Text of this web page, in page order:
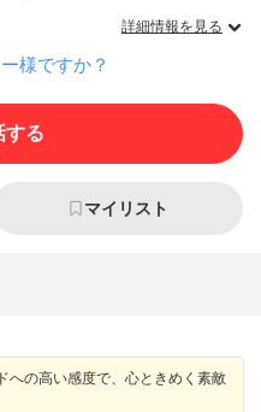
詳細情報を見る
様ですか？
する
マイリスト
への高い感度で、心ときめく素敵